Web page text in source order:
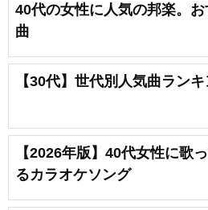
40代の女性に人気の邦楽。
曲
【30代】世代別人気曲ランキ
【2026年版】40代女性に歌
るカラオケソング